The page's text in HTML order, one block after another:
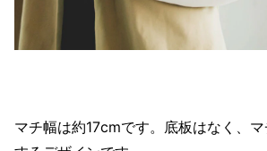
マチ幅は約17cmです。底板はなく、